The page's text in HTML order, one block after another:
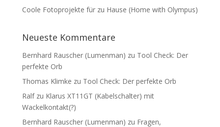
Coole Fotoprojekte für zu Hause (Home with Olympus)
Neueste Kommentare
Bernhard Rauscher (Lumenman) zu Tool Check: Der
perfekte Orb
Thomas Klimke zu Tool Check: Der perfekte Orb
Ralfzu Klarus XT11GT (Kabelschalter) mit
Wackelkontakt(?)
Bernhard Rauscher (Lumenman) zu Fragen,